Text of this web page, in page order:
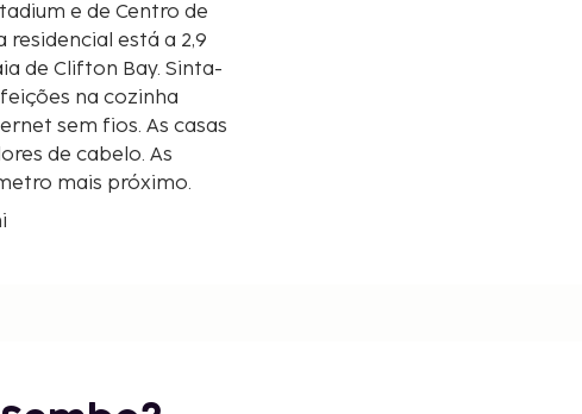
e de Centro de
de Clifton Bay. Sinta-
na cozinha
sem fios. As casas
de cabelo. As
mais próximo.